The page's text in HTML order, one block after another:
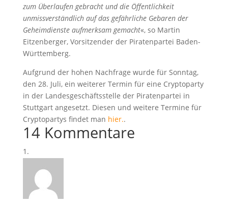
zum Überlaufen gebracht und die Öffentlichkeit
unmissverständlich auf das gefährliche Gebaren der
Geheimdienste aufmerksam gemacht«, so Martin
Eitzenberger, Vorsitzender der Piratenpartei Baden-
Württemberg.
Aufgrund der hohen Nachfrage wurde für Sonntag,
den 28. Juli, ein weiterer Termin für eine Cryptoparty
in der Landesgeschäftsstelle der Piratenpartei in
Stuttgart angesetzt. Diesen und weitere Termine für
Cryptopartys findet man hier..
14 Kommentare